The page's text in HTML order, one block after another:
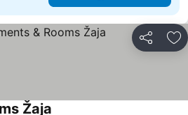
Žaja